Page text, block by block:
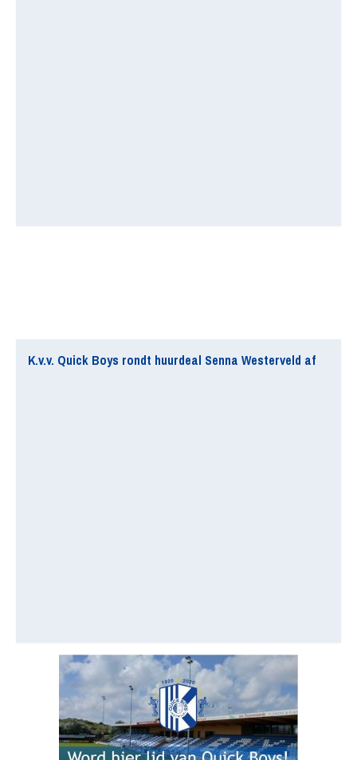
K.v.v. Quick Boys rondt huurdeal Senna Westerveld af